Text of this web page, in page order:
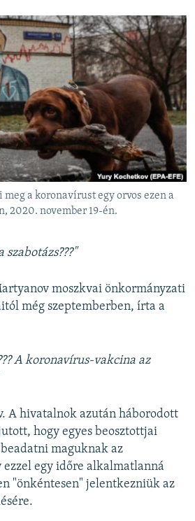
a koronavírust egy orvos ezen a
2020. november 19-én.
moszkvai önkormányzati
még szeptemberben, írta a
A koronavírus-vakcina az
A hivatalnok azután háborodott
hogy egyes beosztottjai
maguknak az
egy időre alkalmatlanná
"önkéntesen" jelentkezniük az